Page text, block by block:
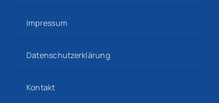
Impressum
Datenschutzerklärung
Kontakt